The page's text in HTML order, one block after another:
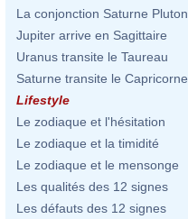
La conjonction Saturne Pluton
Jupiter arrive en Sagittaire
Uranus transite le Taureau
Saturne transite le Capricorne
Lifestyle
Le zodiaque et l'hésitation
Le zodiaque et la timidité
Le zodiaque et le mensonge
Les qualités des 12 signes
Les défauts des 12 signes